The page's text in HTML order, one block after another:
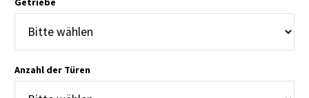
Anzahl der Türen